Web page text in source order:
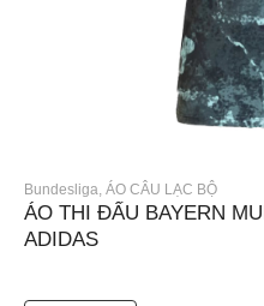
Bundesliga, ÁO CÂU LẠC BỘ
ÁO THI ĐẤU BAYERN
ADIDAS